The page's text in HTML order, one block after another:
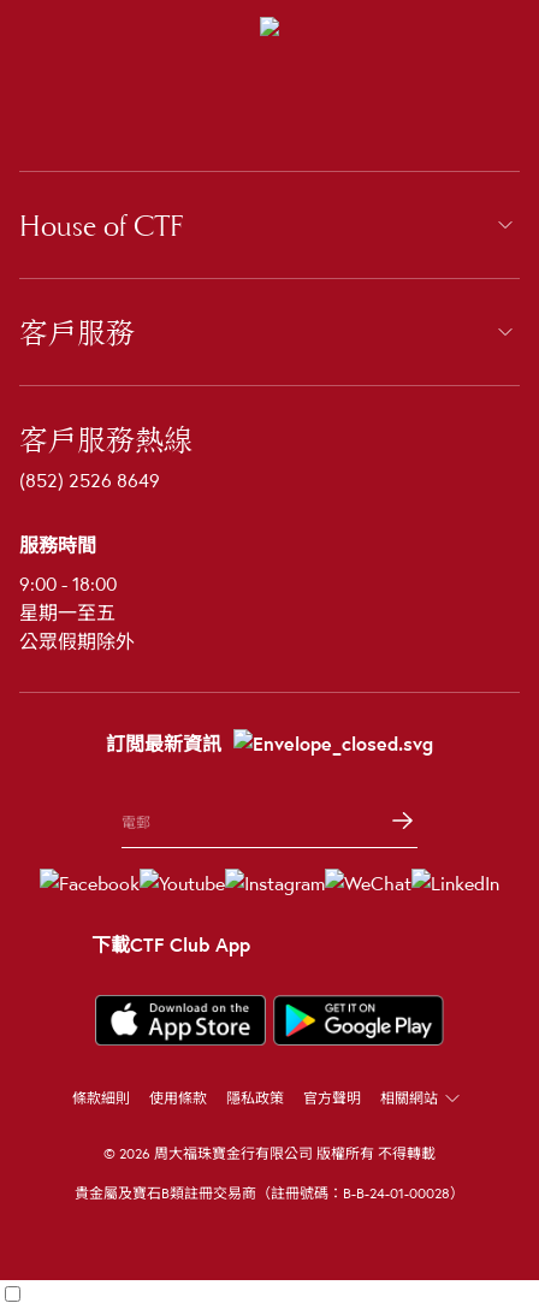
House of CTF
客戶服務
客戶服務熱線
(852) 2526 8649
服務時間
9:00 - 18:00
星期一至五
公眾假期除外
訂閲最新資訊
下載CTF Club App
條款細則 使用條款 隱私政策 官方聲明 相關網站
© 2026 周大福珠寶金行有限公司 版權所有 不得轉載
貴金屬及寶石B類註冊交易商（註冊號碼：B-B-24-01-00028）